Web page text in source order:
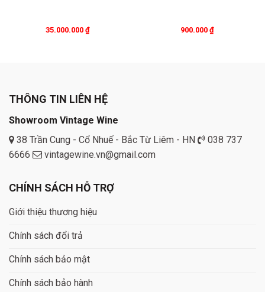
35.000.000 ₫ 900.000 ₫
THÔNG TIN LIÊN HỆ
Showroom Vintage Wine
38 Trần Cung - Cổ Nhuế - Bắc Từ Liêm - HN
038 737
6666
vintagewine.vn@gmail.com
CHÍNH SÁCH HỖ TRỢ
Giới thiệu thương hiệu
Chính sách đổi trả
Chính sách bảo mật
Chính sách bảo hành